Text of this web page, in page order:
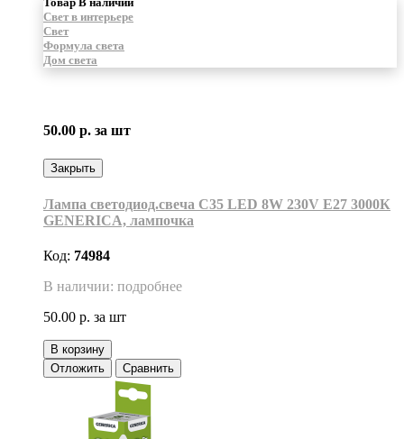
Свет в интерьере
Свет
Формула света
Дом света
50.00 р. за шт
Закрыть
Лампа светодиод.свеча С35 LED 8W 230V E27 3000К
GENERICA, лампочка
Код: 74984
В наличии: подробнее
50.00 р. за шт
В корзину
Отложить
Сравнить